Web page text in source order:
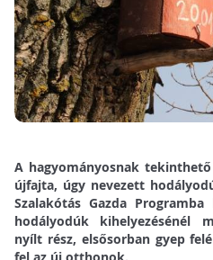
A hagyományosnak
újfajta, úgy nevezett
Szalakótás Gazda
hodályodúk kihelyezésénél
nyílt rész, elsősorban gyep
fel az új otthonok.